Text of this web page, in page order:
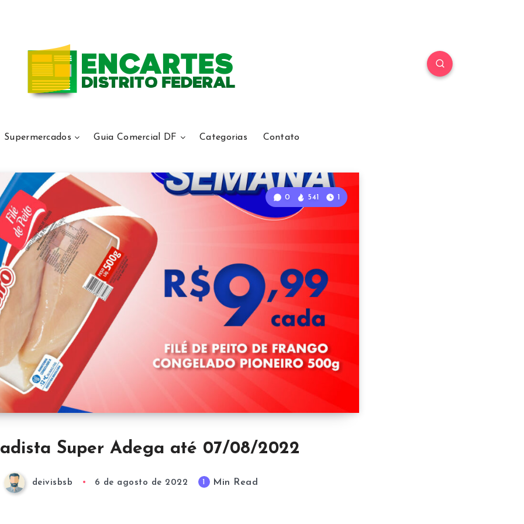
Supermercados Guia Comercial DF Categorias Contato
0 541 1
Super Adega até 07/08/2022
deivisbsb 6 de agosto de 2022 1 Min Read